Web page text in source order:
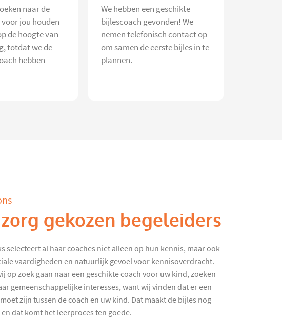
naar de
jou houden
de hoogte van
totdat we de
hebben
We hebben een geschikte
bijlescoach gevonden! We
nemen telefonisch contact op
om samen de eerste bijles in te
plannen.
gekozen begeleiders
selecteert al haar coaches niet alleen op hun kennis, maar ook
vaardigheden en natuurlijk gevoel voor kennisoverdracht.
op zoek gaan naar een geschikte coach voor uw kind, zoeken
gemeenschappelijke interesses, want wij vinden dat er een
zijn tussen de coach en uw kind. Dat maakt de bijles nog
dat komt het leerproces ten goede.